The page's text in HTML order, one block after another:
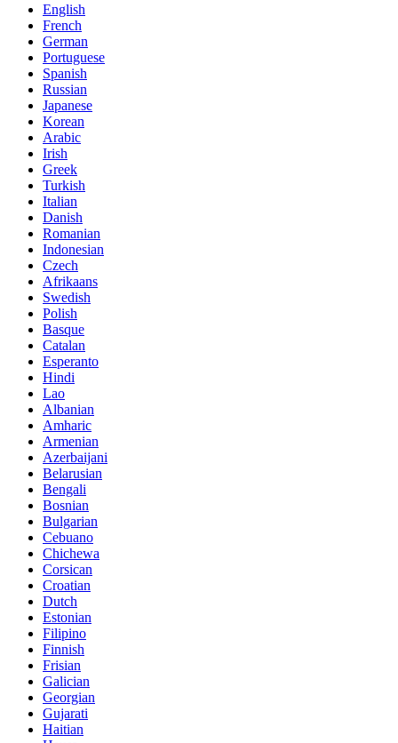
English
French
German
Portuguese
Spanish
Russian
Japanese
Korean
Arabic
Irish
Greek
Turkish
Italian
Danish
Romanian
Indonesian
Czech
Afrikaans
Swedish
Polish
Basque
Catalan
Esperanto
Hindi
Lao
Albanian
Amharic
Armenian
Azerbaijani
Belarusian
Bengali
Bosnian
Bulgarian
Cebuano
Chichewa
Corsican
Croatian
Dutch
Estonian
Filipino
Finnish
Frisian
Galician
Georgian
Gujarati
Haitian